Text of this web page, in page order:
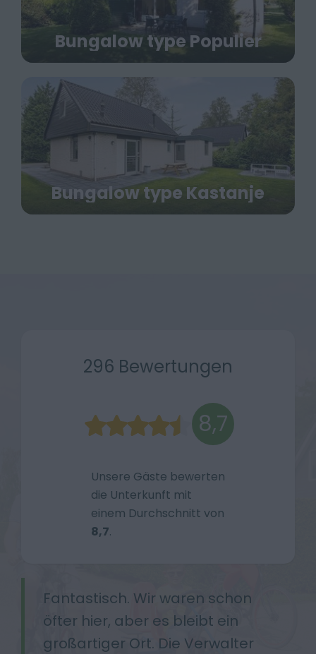
Bungalow type Populier
Bungalow type Kastanje
296 Bewertungen
8,7
Unsere Gäste bewerten
die Unterkunft mit
einem Durchschnitt von
8,7.
Fantastisch. Wir waren schon
öfter hier, aber es bleibt ein
großartiger Ort. Die Verwalter